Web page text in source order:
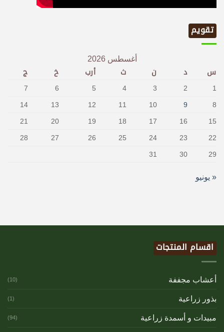
تقويم
أغسطس 2026
س د ن ث أرب خ
ج
1
2
3
4
5
6
7
8
9
10
11
12
13
14
15
16
17
18
19
20
21
22
23
24
25
26
27
28
29
30
31
« يونيو
اقسام المنتجات
أعشاب مجففة (10)
بذور زراعية (1)
مبيدات و أسمدة زراعية (94)